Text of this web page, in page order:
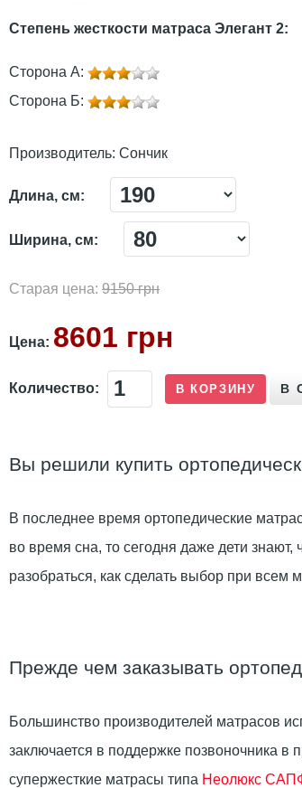
Степень жесткости матраса Элегант 2:
Сторона А:
Сторона Б:
Производитель: Сончик
Длина, см:
Ширина, см:
Старая цена: 9150 грн
Цена: 8601 грн
Количество:
Вы решили купить
В последнее время ортопедические
во время сна, то сегодня даже дети
разобраться, как сделать выбор при всем
Прежде чем заказывать
Большинство производителей матрасов
заключается в поддержке позвоночника
супержесткие матрасы типа Неолюкс